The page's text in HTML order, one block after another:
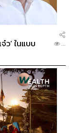
’ ในแบบ
...